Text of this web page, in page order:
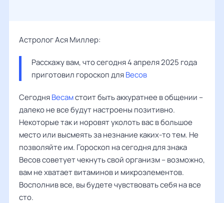
Астролог Ася Миллер:
Расскажу вам, что сегодня 4 апреля 2025 года
приготовил гороскоп для Весов
СегодняВесамстоит быть аккуратнее в общении –
далеко не все будут настроены позитивно.
Некоторые так и норовят уколоть вас в большое
место или высмеять за незнание каких-то тем. Не
позволяйте им. Гороскоп на сегодня для знака
Весов советует чекнуть свой организм – возможно,
вам не хватает витаминов и микроэлементов.
Восполнив все, вы будете чувствовать себя на все
сто.